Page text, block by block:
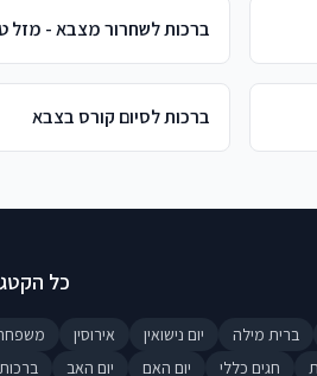
ברכות לשחרור מצבא - מזל
ברכות לסיום קורס בצבא
כל
ברית מילה יום נישואין אירוסין
חגים כללי יום האם יום האב